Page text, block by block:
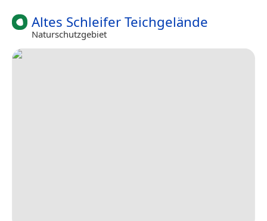
Altes Schleifer Teichgelände
Naturschutzgebiet